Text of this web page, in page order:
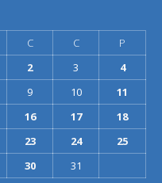
C C
P
2 3
4
9 10
11
16 17
18
23 24
25
30
31